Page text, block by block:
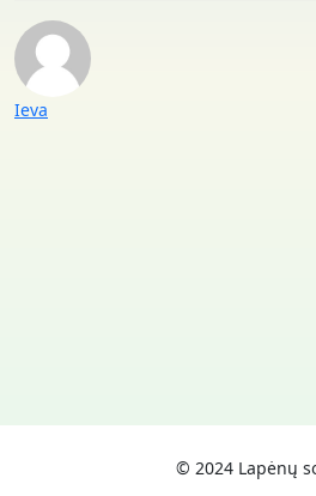
Posted by
Ieva
© 2024 Lapėnų